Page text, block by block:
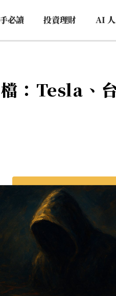
必讀 投資理財 AI
：Tesla、